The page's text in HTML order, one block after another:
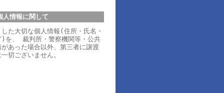
人情報に関して
た大切な個人情報(住所・氏名・
)を、 裁判所・警察機関等・公共
あった場合以外、第三者に譲渡
切ございません。